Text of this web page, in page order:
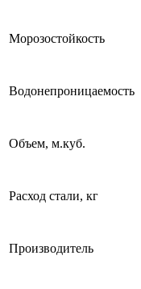
Морозостойкость
Водонепроницаемость
Объем, м.куб.
Расход стали, кг
Производитель